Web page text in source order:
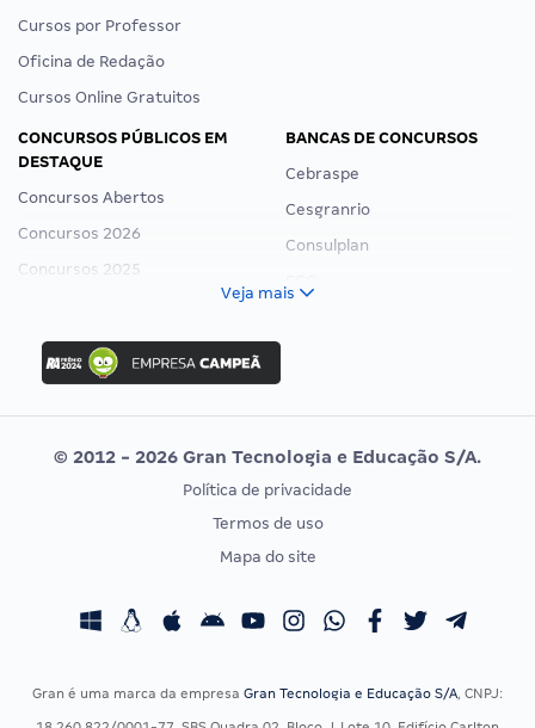
Cursos por Professor
Oficina de Redação
Cursos Online Gratuitos
CONCURSOS PÚBLICOS EM
DESTAQUE
Concursos Abertos
Concursos 2026
Concursos 2025
Concurso Ibama
Concurso MPU
Editais publicados
BANCAS DE CONCURSOS
Cebraspe
Cesgranrio
Consulplan
Vunesp
CONCURSOS POR PROFISSÃO
Concursos Fiscais
EXAME DE ORDEM
Calendário OAB
Veja mais
© 2012 - 2026 Gran Tecnologia e Educação S/A.
Política de privacidade
Termos de uso
Mapa do site
Gran é uma marca da empresa Gran Tecnologia e Educação S/A, CNPJ: